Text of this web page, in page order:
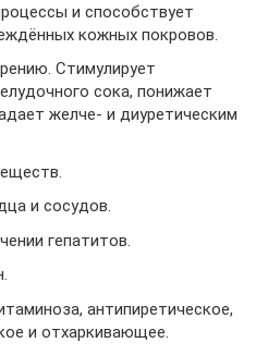
и способствует
кожных покровов.
Стимулирует
сока, понижает
желче- и диуретическим
и сосудов.
гепатитов.
антипиретическое,
и отхаркивающее.